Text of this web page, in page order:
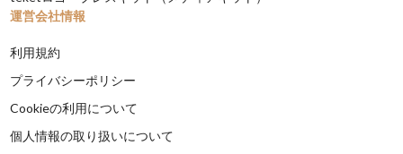
運営会社情報
利用規約
プライバシーポリシー
Cookieの利用について
個人情報の取り扱いについて